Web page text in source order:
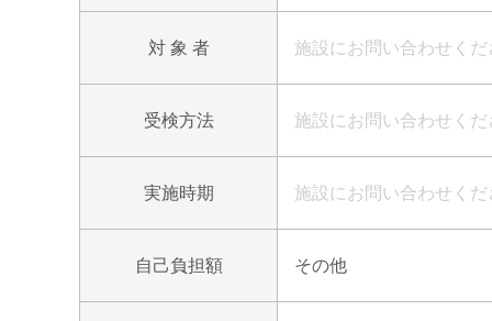
対 象 者 施設にお問い合わせくだ
受検方法 施設にお問い合わせくだ
実施時期 施設にお問い合わせくだ
自己負担額 その他